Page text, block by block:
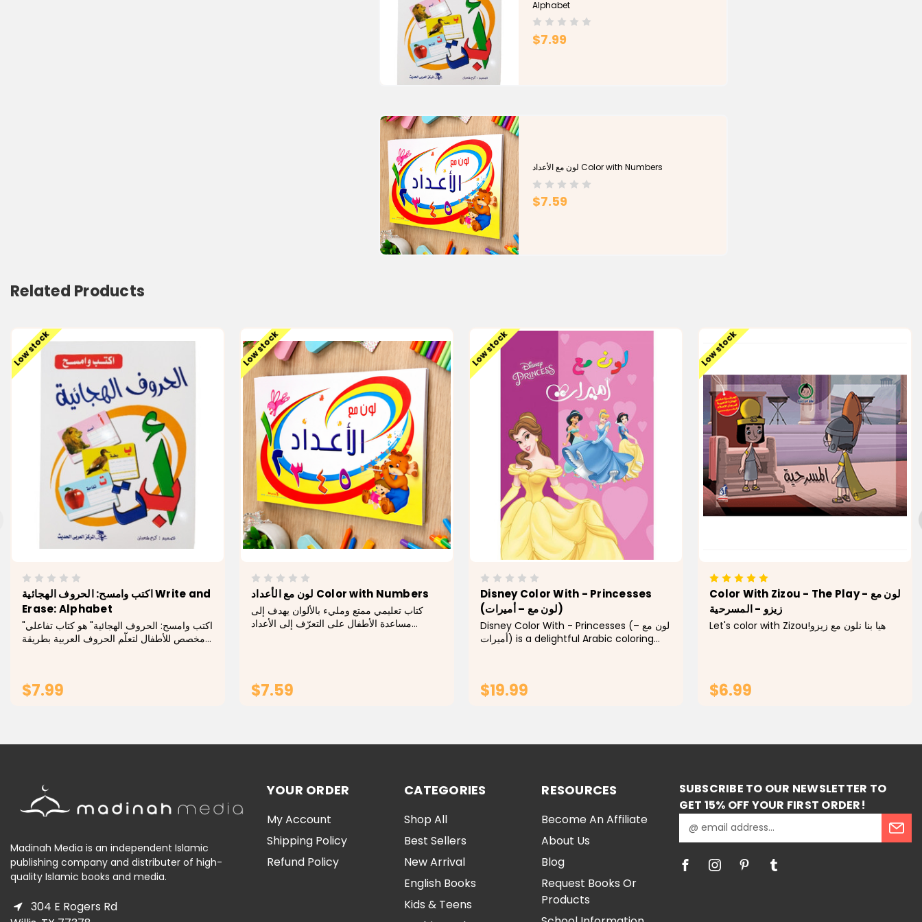
Alphabet
$7.99
لون مع الأعداد Color with Numbers
$7.59
Related Products
Low stock
اكتب وامسح: الحروف الهجائية Write and
Erase: Alphabet
"اكتب وامسح: الحروف الهجائية" هو كتاب تفاعلي
مخصص للأطفال لتعلّم الحروف العربية بطريقة
$7.99
Low stock
لون مع الأعداد Color with Numbers
كتاب تعليمي ممتع ومليء بالألوان يهدف إلى
مساعدة الأطفال على التعرّف إلى الأعداد
$7.59
Low stock
Disney Color With - Princesses
(لون مع – أميرات)
Disney Color With - Princesses (لون مع –
أميرات) is a delightful Arabic coloring
such as...
$19.99
Low stock
Color With Zizou - The Play - لون مع
زيزو - المسرحية
Let's color with Zizou!هيا بنا نلون مع زيزو
$6.99
Madinah Media is an independent Islamic
publishing company and distributer of high-
quality Islamic books and media.
304 E Rogers Rd
YOUR ORDER
My Account
Shipping Policy
Refund Policy
CATEGORIES
Shop All
Best Sellers
New Arrival
English Books
Kids & Teens
RESOURCES
Become An Affiliate
About Us
Blog
Request Books Or
Products
SUBSCRIBE TO OUR NEWSLETTER TO
GET 15% OFF YOUR FIRST ORDER!
m